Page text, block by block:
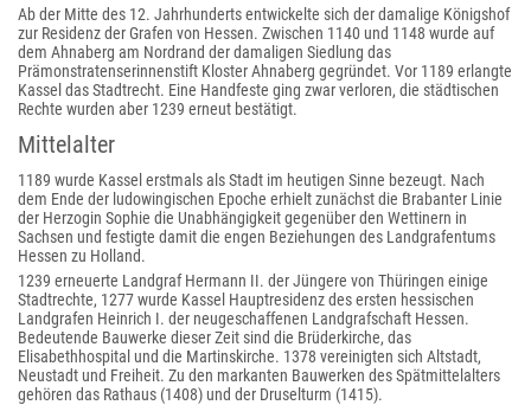
Ab der Mitte des 12. Jahrhunderts entwickelte sich der damalige Königshof
zur Residenz der Grafen von Hessen. Zwischen 1140 und 1148 wurde auf
dem Ahnaberg am Nordrand der damaligen Siedlung das
Prämonstratenserinnenstift Kloster Ahnaberg gegründet. Vor 1189 erlangte
Kassel das Stadtrecht. Eine Handfeste ging zwar verloren, die städtischen
Rechte wurden aber 1239 erneut bestätigt.
Mittelalter
1189 wurde Kassel erstmals als Stadt im heutigen Sinne bezeugt. Nach
dem Ende der ludowingischen Epoche erhielt zunächst die Brabanter Linie
der Herzogin Sophie die Unabhängigkeit gegenüber den Wettinern in
Sachsen und festigte damit die engen Beziehungen des Landgrafentums
Hessen zu Holland.
1239 erneuerte Landgraf Hermann II. der Jüngere von Thüringen einige
Stadtrechte, 1277 wurde Kassel Hauptresidenz des ersten hessischen
Landgrafen Heinrich I. der neugeschaffenen Landgrafschaft Hessen.
Bedeutende Bauwerke dieser Zeit sind die Brüderkirche, das
Elisabethhospital und die Martinskirche. 1378 vereinigten sich Altstadt,
Neustadt und Freiheit. Zu den markanten Bauwerken des Spätmittelalters
gehören das Rathaus (1408) und der Druselturm (1415).